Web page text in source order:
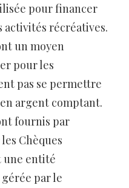
pour financer
activités récréatives.
un moyen
pour les
pas se permettre
argent comptant.
fournis par
Chèques
une entité
par le